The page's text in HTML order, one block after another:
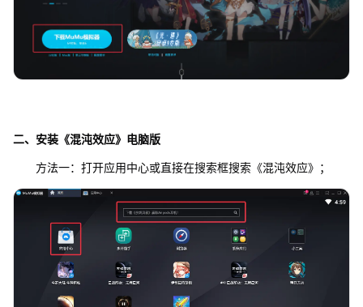
二、安装《混沌效应》电脑版
方法一：打开应用中心或直接在搜索框搜索《混沌效应》；